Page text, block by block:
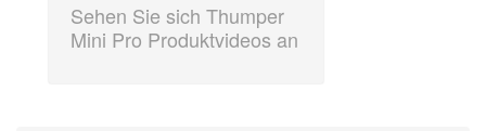
Sehen Sie sich Thumper
Mini Pro Produktvideos an